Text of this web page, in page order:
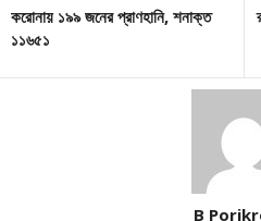
করোনায় ১৯৯ জনের প্রাণহানি, শনাক্ত
১১৬৫১
B